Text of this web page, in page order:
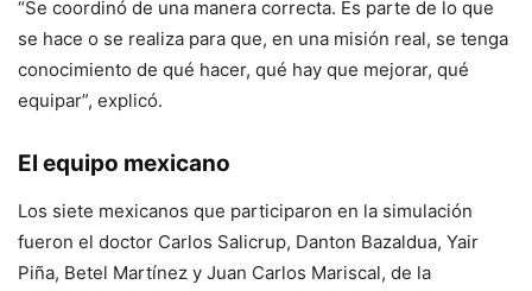
“Se coordinó de una manera correcta. Es parte de lo que
se hace o se realiza para que, en una misión real, se tenga
conocimiento de qué hacer, qué hay que mejorar, qué
equipar”, explicó.
El equipo mexicano
Los siete mexicanos que participaron en la simulación
fueron el doctor Carlos Salicrup, Danton Bazaldua, Yair
Piña, Betel Martínez y Juan Carlos Mariscal, de la